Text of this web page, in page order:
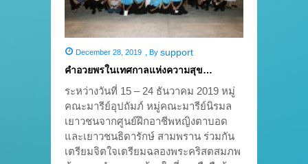
December 28, 2019 , By support
คำอวยพรในเทศกาลแห่งความสุข…
ระหว่างวันที่ 15 – 24 ธันวาคม 2019 หมู่
คณะมารีย์อุปถัมภ์ หมู่คณะมารีย์นิรมล
เยาวชนจากศูนย์ฝึกอาชีพหญิงตาบอด
และเยาวชนธิดารักษ์ สามพราน ร่วมกัน
เตรียมจิตใจเตรียมฉลองพระคริสตสมภพ